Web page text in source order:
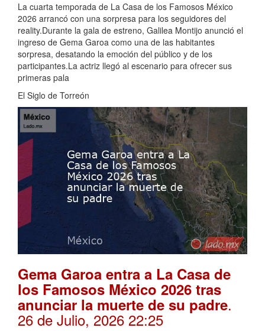
La cuarta temporada de La Casa de los Famosos México
2026 arrancó con una sorpresa para los seguidores del
reality.Durante la gala de estreno, Galilea Montijo anunció el
ingreso de Gema Garoa como una de las habitantes
sorpresa, desatando la emoción del público y de los
participantes.La actriz llegó al escenario para ofrecer sus
primeras pala
El Siglo de Torreón
Gema Garoa entra a La Casa de
los Famosos México 2026 tras
anunciar la muerte de su padre.
26 de Julio, 2026 22:25